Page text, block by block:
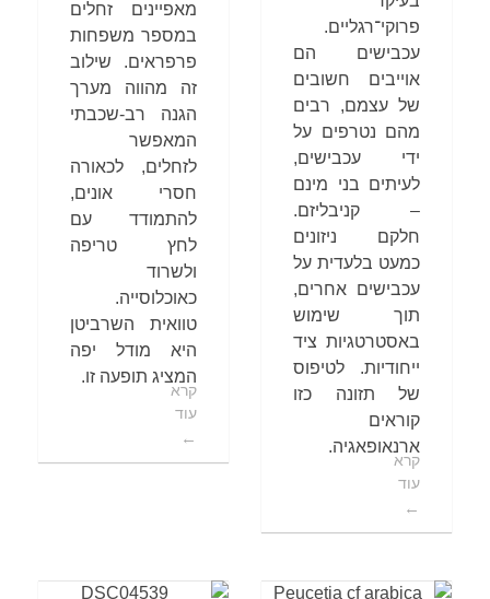
מאפיינים זחלים
במספר משפחות
פרפראים. שילוב
זה מהווה מערך
הגנה רב-שכבתי
המאפשר
לזחלים, לכאורה
חסרי אונים,
להתמודד עם
לחץ טריפה
ולשרוד
כאוכלוסייה.
טוואית השרביטן
היא מודל יפה
המציג תופעה זו.
קרא
עוד
פרוקי־רגליים.
עכבישים הם
אוייבים חשובים
של עצמם, רבים
מהם נטרפים על
ידי עכבישים,
לעיתים בני מינם
– קניבליזם.
חלקם ניזונים
כמעט בלעדית על
עכבישים אחרים,
תוך שימוש
באסטרטגיות ציד
ייחודיות. לטיפוס
של תזונה כזו
קוראים
ארנאופאגיה.
קרא
עוד